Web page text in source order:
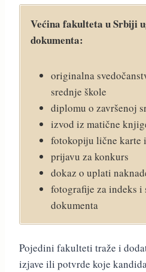
Većina fakulteta u Srbiji
dokumenta:
originalna
srednje škole
diplomu o završenoj
izvod iz matične
fotokopiju lične
prijavu za konkurs
dokaz o uplati
fotografije za indeks i
dokumenta
Pojedini fakulteti traže i
izjave ili potvrde koje